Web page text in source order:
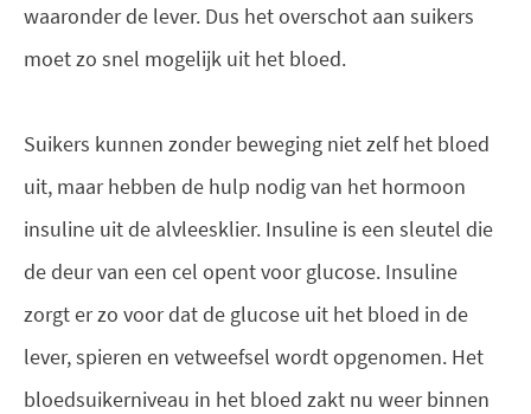
waaronder de lever. Dus het overschot aan suikers
moet zo snel mogelijk uit het bloed.
Suikers kunnen zonder beweging niet zelf het bloed
uit, maar hebben de hulp nodig van het hormoon
insuline uit de alvleesklier. Insuline is een sleutel die
de deur van een cel opent voor glucose. Insuline
zorgt er zo voor dat de glucose uit het bloed in de
lever, spieren en vetweefsel wordt opgenomen. Het
bloedsuikerniveau in het bloed zakt nu weer binnen